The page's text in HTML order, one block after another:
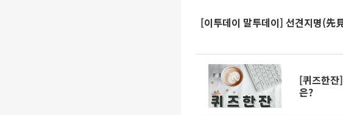
[이투데이 말투데이] 선견지명(先
[퀴즈한잔
은?